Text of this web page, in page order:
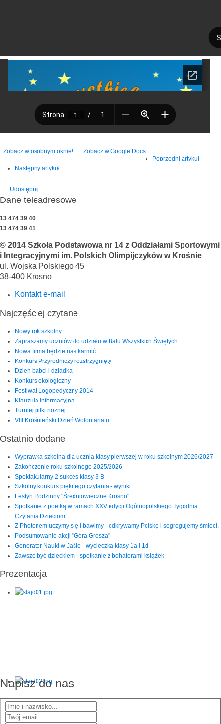
Zobacz w osobnym oknie!
Zobacz w Google Docs
Poprzedni artykuł
Następny artykuł
Udostępnij
Dane teleadresowe
13 474 39 40
13 474 39 41
© 2014 Szkoła Podstawowa nr 14 z Oddziałami Sportowymi
i Integracyjnymi im. Polskich Olimpijczyków w Krośnie
ul. Wojska Polskiego 45
38-400 Krosno
Kontakt e-mail
Najczęściej czytane
Nowy rok szkolny
Zapraszamy uczniów do udziału w Balu Wszystkich Świętych
Nowa firma będzie nas karmić
Konkurs Przyrodniczy rozstrzygnięty
Dzień babci i dziadka
Konkurs ekologiczny
Festiwal Logopedyczny 2014
Klauzula informacyjna
Turniej piłki nożnej
VIII Krośnieński Dzień Wolontariatu
Ostatnio dodane
Wyprawka szkolna dla ucznia klasy pierwszej w roku szkolnym 2026/2027
Zakończenie roku szkolnego 2025/2026
Spektakularny 2 sukces klasy 3 B
Szkolny konkurs pięknego czytania - wyniki
Festyn Rodzinny "Średniowieczne Krosno"
Spotkanie z poetką w ramach XXV edycji Ogólnopolskiego Tygodnia
Czytania Dzieciom
Z Photonem uczymy się i bawimy - odkrywamy Polskę i segregujemy śmieci.
Podsumowanie akcji "Góra Grosza"
Generator Nauki w Jaśle - wycieczka klasy 1a i 1d
Zawsze być dzieckiem - spotkanie z bohaterami książek
Prezentacja
Napisz do nas